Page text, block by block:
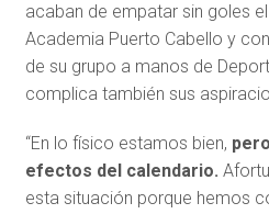
acaban de empatar sin goles
Academia Puerto Cabello y
de su grupo a manos de
complica también sus
“En lo físico estamos bien,
efectos del calendario.
esta situación porque hemos